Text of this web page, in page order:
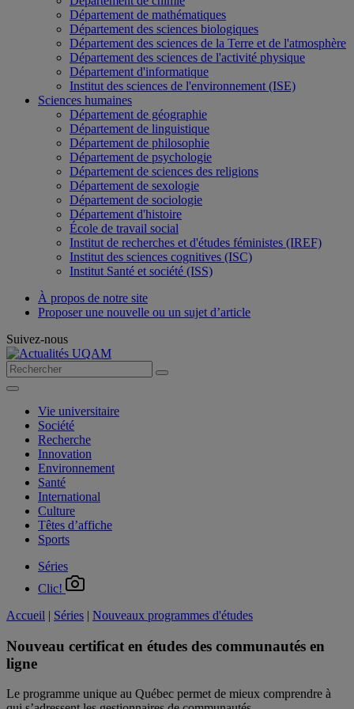
Département de mathématiques
Département des sciences biologiques
Département des sciences de la Terre et de l'atmosphère
Département des sciences de l'activité physique
Département d'informatique
Institut des sciences de l'environnement (ISE)
Sciences humaines
Département de géographie
Département de linguistique
Département de philosophie
Département de psychologie
Département de sciences des religions
Département de sexologie
Département de sociologie
Département d'histoire
École de travail social
Institut de recherches et d'études féministes (IREF)
Institut des sciences cognitives (ISC)
Institut Santé et société (ISS)
À propos de notre site
Proposer une nouvelle ou un sujet d’article
Suivez-nous
Vie universitaire
Société
Recherche
Innovation
Environnement
Santé
International
Culture
Têtes d’affiche
Sports
Séries
Clic!
Accueil | Séries | Nouveaux programmes d'études
Nouveau certificat en études des communautés en
ligne
Le programme unique au Québec permet de mieux comprendre à